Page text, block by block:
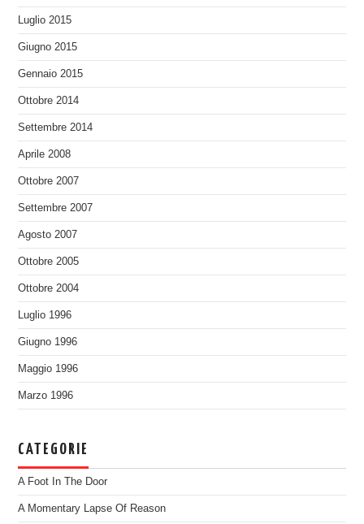
Luglio 2015
Giugno 2015
Gennaio 2015
Ottobre 2014
Settembre 2014
Aprile 2008
Ottobre 2007
Settembre 2007
Agosto 2007
Ottobre 2005
Ottobre 2004
Luglio 1996
Giugno 1996
Maggio 1996
Marzo 1996
CATEGORIE
A Foot In The Door
A Momentary Lapse Of Reason